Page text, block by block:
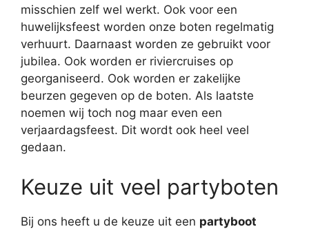
misschien zelf wel werkt. Ook voor een
huwelijksfeest worden onze boten regelmatig
verhuurt. Daarnaast worden ze gebruikt voor
jubilea. Ook worden er riviercruises op
georganiseerd. Ook worden er zakelijke
beurzen gegeven op de boten. Als laatste
noemen wij toch nog maar even een
verjaardagsfeest. Dit wordt ook heel veel
gedaan.
Keuze uit veel partyboten
Bij ons heeft u de keuze uit een partyboot